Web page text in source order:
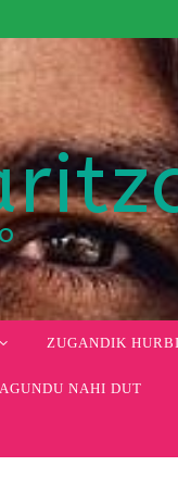
ZUGANDIK
NAHI DUT